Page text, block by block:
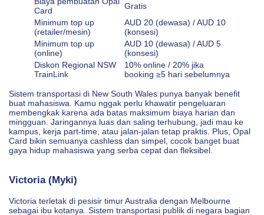
Card
Gratis
Minimum top up
(retailer/mesin)
AUD 20 (dewasa) / AUD 10
(konsesi)
Minimum top up
(online)
AUD 10 (dewasa) / AUD 5
(konsesi)
Diskon Regional NSW
TrainLink
10% online / 20% jika
booking ≥5 hari sebelumnya
Sistem transportasi di New South Wales punya banyak benefit
buat mahasiswa. Kamu nggak perlu khawatir pengeluaran
membengkak karena ada batas maksimum biaya harian dan
mingguan. Jaringannya luas dan saling terhubung, jadi mau ke
kampus, kerja part-time, atau jalan-jalan tetap praktis. Plus, Opal
Card bikin semuanya cashless dan simpel, cocok banget buat
gaya hidup mahasiswa yang serba cepat dan fleksibel.
Victoria (Myki)
Victoria terletak di pesisir timur Australia dengan Melbourne
sebagai ibu kotanya. Sistem transportasi publik di negara bagian